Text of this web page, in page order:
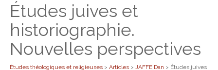
Études juives et
historiographie.
Nouvelles perspectives
Études théologiques et religieuses > Articles > JAFFE Dan > Études juives